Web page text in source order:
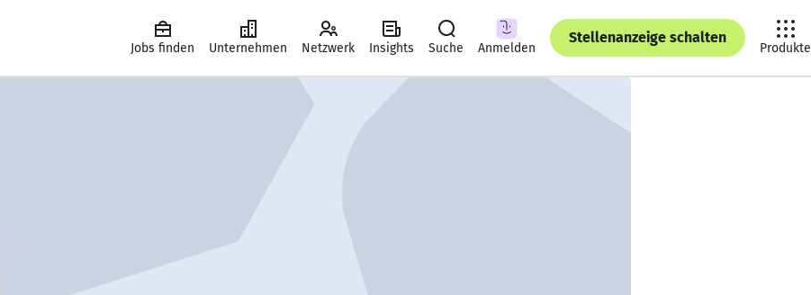
Jobs finden Unternehmen Netzwerk Insights Suche Anmelden
Stellenanzeige schalten
Produkte